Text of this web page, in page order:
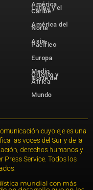
América
Latina y el
Caribe
América del
Norte
Asia-
Pacífico
Europa
Medio
Oriente y
Norte de
África
Mundo
cuyo eje es una
las voces del Sur y de la
derechos humanos y
Service. Todos los
mundial con más